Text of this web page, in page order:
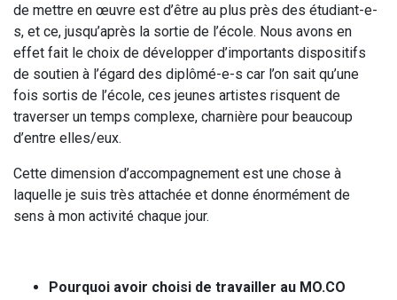
de mettre en œuvre est d’être au plus près des étudiant-e-
s, et ce, jusqu’après la sortie de l’école. Nous avons en
effet fait le choix de développer d’importants dispositifs
de soutien à l’égard des diplômé-e-s car l’on sait qu’une
fois sortis de l’école, ces jeunes artistes risquent de
traverser un temps complexe, charnière pour beaucoup
d’entre elles/eux.
Cette dimension d’accompagnement est une chose à
laquelle je suis très attachée et donne énormément de
sens à mon activité chaque jour.
Pourquoi avoir choisi de travailler au MO.CO